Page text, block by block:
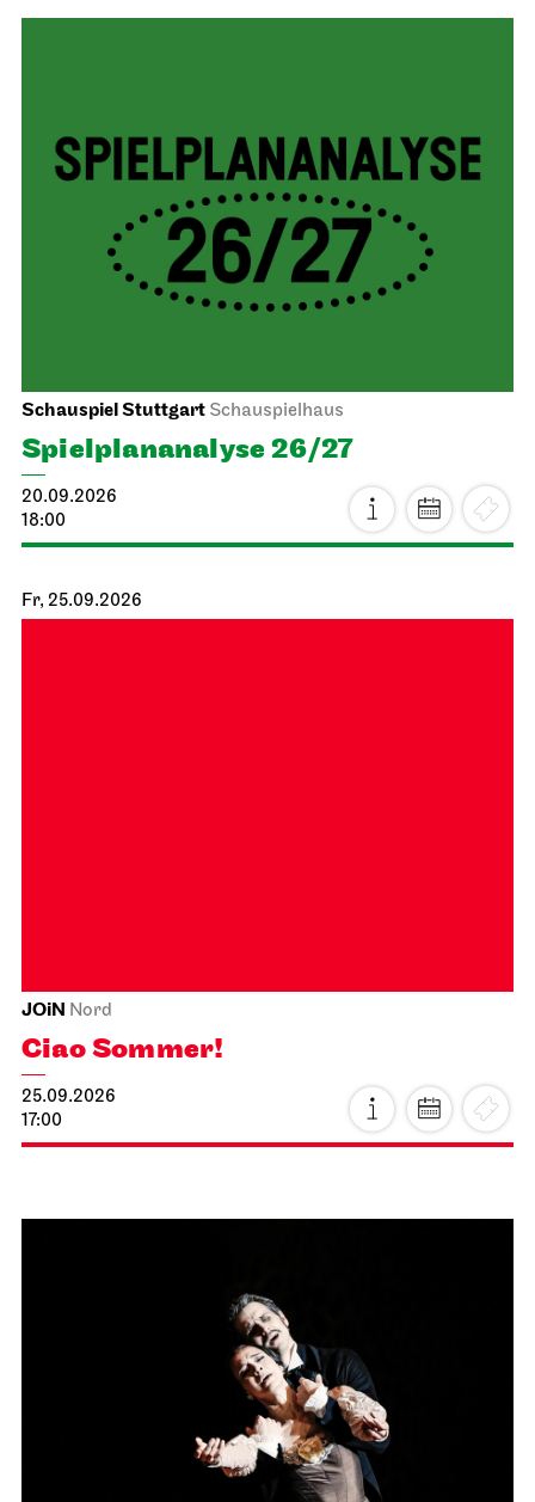
Schauspiel Stuttgart Schauspielhaus
Spiel­plan­analyse 26/27
20.09.2026
18:00
Fr, 25.09.2026
JOiN Nord
Ciao Sommer!
25.09.2026
17:00